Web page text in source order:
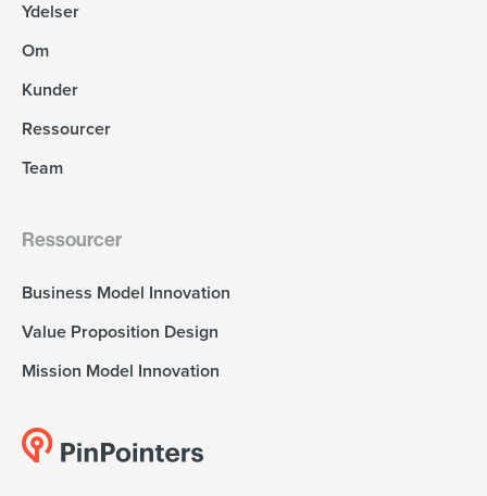
Ydelser
Om
Kunder
Ressourcer
Team
Ressourcer
Business Model Innovation
Value Proposition Design
Mission Model Innovation